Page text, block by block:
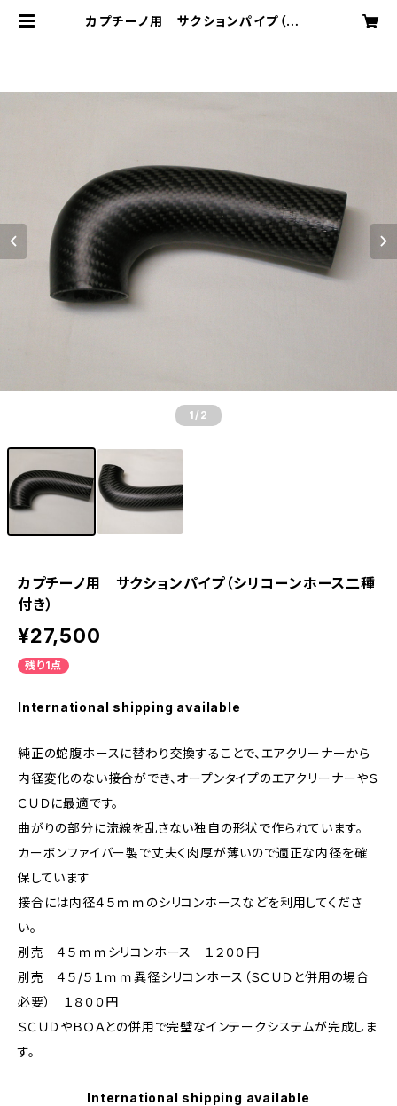
カプチーノ用 サクションパイプ（シリ
1 /2
カプチーノ用 サクションパイプ（シリコーンホース二種
付き）
¥27,500
残り1点
International shipping available
純正の蛇腹ホースに替わり交換することで、エアクリーナーから
内径変化のない接合ができ、オープンタイプのエアクリーナーやＳ
ＣＵＤに最適です。
曲がりの部分に流線を乱さない独自の形状で作られています。
カーボンファイバー製で丈夫く肉厚が薄いので適正な内径を確
保しています
接合には内径４５ｍｍのシリコンホースなどを利用してくださ
い。
別売 ４５ｍｍシリコンホース １２００円
別売 ４５/５１ｍｍ異径シリコンホース（ＳＣＵＤと併用の場合
必要） １８００円
ＳＣＵＤやＢＯＡとの併用で完璧なインテークシステムが完成しま
す。
International shipping available